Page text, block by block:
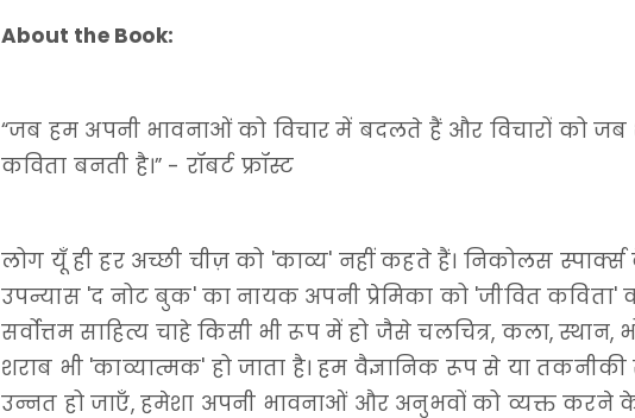
About the Book:
“जब हम अपनी भावनाओं को विचार में बदलते हैं और विचारों को
कविता बनती है।” - रॉबर्ट फ्रॉस्ट
लोग यूँ ही हर अच्छी चीज़ को 'काव्य' नहीं कहते हैं। निकोलस स्पार्क्स
उपन्यास 'द नोट बुक' का नायक अपनी प्रेमिका को 'जीवित कविता'
सर्वोत्तम साहित्य चाहे किसी भी रूप में हो जैसे चलचित्र, कला,
शराब भी 'काव्यात्मक' हो जाता है। हम वैज्ञानिक रूप से या
उन्नत हो जाएँ, हमेशा अपनी भावनाओं और अनुभवों को व्यक्त करने